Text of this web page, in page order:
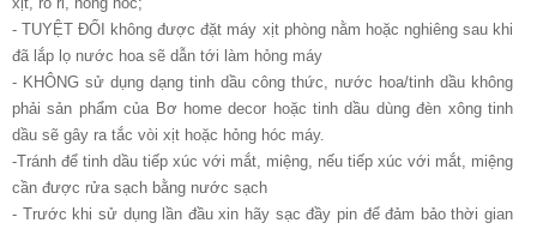
- TUYỆT ĐỐI không được đặt máy xịt phòng nằm hoặc nghiêng sau khi
đã lắp lọ nước hoa sẽ dẫn tới làm hỏng máy
- KHÔNG sử dụng dạng tinh dầu công thức, nước hoa/tinh dầu không
phải sản phẩm của Bơ home decor hoặc tinh dầu dùng đèn xông tinh
dầu sẽ gây ra tắc vòi xịt hoặc hỏng hóc máy.
-Tránh để tinh dầu tiếp xúc với mắt, miệng, nếu tiếp xúc với mắt, miệng
cần được rửa sạch bằng nước sạch
- Trước khi sử dụng lần đầu xin hãy sạc đầy pin để đảm bảo thời gian